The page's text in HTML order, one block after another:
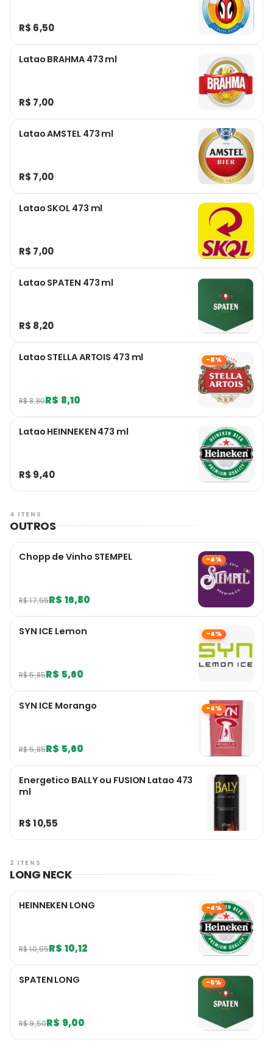
R$ 6,50
Latao BRAHMA 473 ml
R$ 7,00
Latao AMSTEL 473 ml
R$ 7,00
Latao SKOL 473 ml
R$ 7,00
Latao SPATEN 473 ml
R$ 8,20
Latao STELLA ARTOIS 473 ml
R$ 8,80R$ 8,10
-8%
Latao HEINNEKEN 473 ml
R$ 9,40
4 ITENS
OUTROS
Chopp de Vinho STEMPEL
R$ 17,55R$ 16,80
-4%
SYN ICE Lemon
R$ 5,85R$ 5,60
-4%
SYN ICE Morango
R$ 5,85R$ 5,60
-4%
Energetico BALLY ou FUSION Latao 473
ml
R$ 10,55
2 ITENS
LONG NECK
HEINNEKEN LONG
R$ 10,55R$ 10,12
-4%
SPATEN LONG
R$ 9,50R$ 9,00
-5%